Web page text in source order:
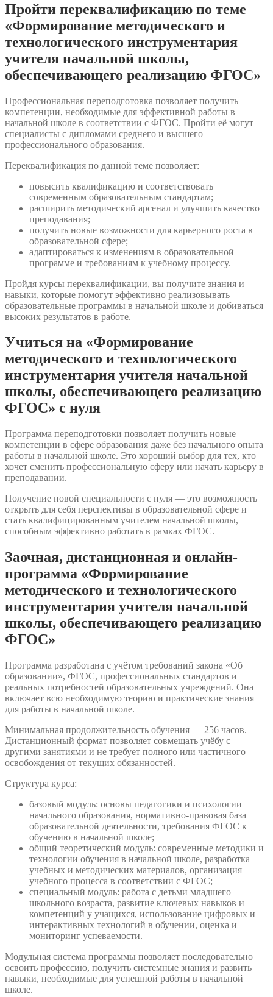
Пройти переквалификацию по теме
«Формирование методического и
технологического инструментария
учителя начальной школы,
обеспечивающего реализацию ФГОС»
Профессиональная переподготовка позволяет получить
компетенции, необходимые для эффективной работы в
начальной школе в соответствии с ФГОС. Пройти её могут
специалисты с дипломами среднего и высшего
профессионального образования.
Переквалификация по данной теме позволяет:
повысить квалификацию и соответствовать
современным образовательным стандартам;
расширить методический арсенал и улучшить качество
преподавания;
получить новые возможности для карьерного роста в
образовательной сфере;
адаптироваться к изменениям в образовательной
программе и требованиям к учебному процессу.
Пройдя курсы переквалификации, вы получите знания и
навыки, которые помогут эффективно реализовывать
образовательные программы в начальной школе и добиваться
высоких результатов в работе.
Учиться на «Формирование
методического и технологического
инструментария учителя начальной
школы, обеспечивающего реализацию
ФГОС» с нуля
Программа переподготовки позволяет получить новые
компетенции в сфере образования даже без начального опыта
работы в начальной школе. Это хороший выбор для тех, кто
хочет сменить профессиональную сферу или начать карьеру в
преподавании.
Получение новой специальности с нуля — это возможность
открыть для себя перспективы в образовательной сфере и
стать квалифицированным учителем начальной школы,
способным эффективно работать в рамках ФГОС.
Заочная, дистанционная и онлайн-
программа «Формирование
методического и технологического
инструментария учителя начальной
школы, обеспечивающего реализацию
ФГОС»
Программа разработана с учётом требований закона «Об
образовании», ФГОС, профессиональных стандартов и
реальных потребностей образовательных учреждений. Она
включает всю необходимую теорию и практические знания
для работы в начальной школе.
Минимальная продолжительность обучения — 256 часов.
Дистанционный формат позволяет совмещать учёбу с
другими занятиями и не требует полного или частичного
освобождения от текущих обязанностей.
Структура курса:
базовый модуль: основы педагогики и психологии
начального образования, нормативно-правовая база
образовательной деятельности, требования ФГОС к
обучению в начальной школе;
общий теоретический модуль: современные методики и
технологии обучения в начальной школе, разработка
учебных и методических материалов, организация
учебного процесса в соответствии с ФГОС;
специальный модуль: работа с детьми младшего
школьного возраста, развитие ключевых навыков и
компетенций у учащихся, использование цифровых и
интерактивных технологий в обучении, оценка и
мониторинг успеваемости.
Модульная система программы позволяет последовательно
освоить профессию, получить системные знания и развить
навыки, необходимые для успешной работы в начальной
школе.